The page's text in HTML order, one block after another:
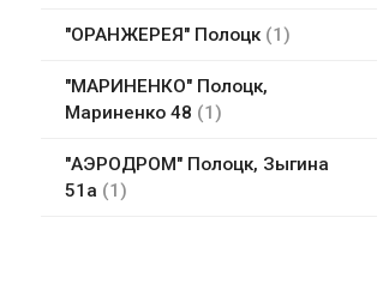
"ОРАНЖЕРЕЯ" Полоцк 1
"МАРИНЕНКО" Полоцк,
Мариненко 48
1
"АЭРОДРОМ" Полоцк, Зыгина
51а
1